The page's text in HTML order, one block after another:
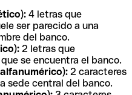
4 letras que
ser parecido a una
del banco.
2 letras que
se encuentra el banco.
2 caracteres
sede central del banco.